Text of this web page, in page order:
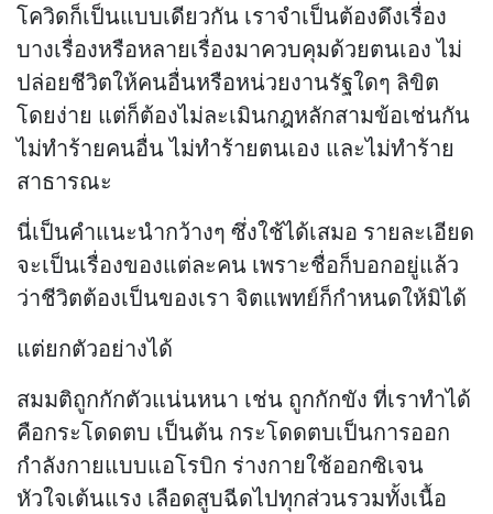
โควิดก็เป็นแบบเดียวกัน เราจำเป็นต้องดึงเรื่อง
บางเรื่องหรือหลายเรื่องมาควบคุมด้วยตนเอง ไม่
ปล่อยชีวิตให้คนอื่นหรือหน่วยงานรัฐใดๆ ลิขิต
โดยง่าย แต่ก็ต้องไม่ละเมินกฎหลักสามข้อเช่นกัน
ไม่ทำร้ายคนอื่น ไม่ทำร้ายตนเอง และไม่ทำร้าย
สาธารณะ
นี่เป็นคำแนะนำกว้างๆ ซึ่งใช้ได้เสมอ รายละเอียด
จะเป็นเรื่องของแต่ละคน เพราะชื่อก็บอกอยู่แล้ว
ว่าชีวิตต้องเป็นของเรา จิตแพทย์ก็กำหนดให้มิได้
แต่ยกตัวอย่างได้
สมมติถูกกักตัวแน่นหนา เช่น ถูกกักขัง ที่เราทำได้
คือกระโดดตบ เป็นต้น กระโดดตบเป็นการออก
กำลังกายแบบแอโรบิก ร่างกายใช้ออกซิเจน
หัวใจเต้นแรง เลือดสูบฉีดไปทุกส่วนรวมทั้งเนื้อ